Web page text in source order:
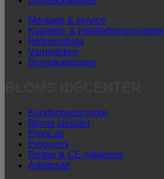
Montage & service
Kvalitets- & miljöledningssystem
Referenslista
Varumärken
Blomskatalogen
Kundanpassningar
Bloms idésidor
ErgoLab
Ergonomi
Regler & CE-märkning
Arbetssätt